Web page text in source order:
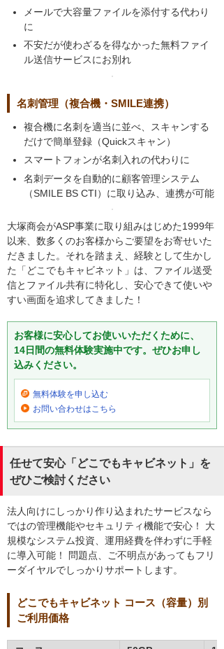
メールで大容量ファイルを添付する代わり
に
不安だが使わざるを得なかった無料ファイ
ル送信サービスにお別れ
名刺管理（複合機・SMILE連携）
複合機に名刺を適当に並べ、スキャンする
だけで簡単登録（Quickスキャン）
スマートフォンが名刺入れの代わりに
名刺データを自動的に顧客管理システム
（SMILE BS CTI）に取り込み、連携が可能
大塚商会がASP事業に取り組みはじめた1999年
以来、数多くのお客様からご要望をお寄せいた
だきました。それを踏まえ、経験として生かし
た「どこでもキャビネット」は、ファイル送受
信とファイル共有に特化し、安心できて使いや
すい画面を追求してきました！
お客様に安心してお使いいただくために、
14日間の無料体験実施中です。ぜひお申し
込みください。
無料体験を申し込む
お問い合わせはこちら
任せて安心「どこでもキャビネット」を
ぜひご検討ください
法人向けにしっかり作り込まれたサービスなら
ではの管理機能やセキュリティ機能で安心！ 大
規模なシステム投資、運用経費を伴わずに手軽
に導入可能！ 問題点、ご不明点があってもフリ
ーダイヤルでしっかりサポートします。
どこでもキャビネット コース（容量）別
ご利用価格